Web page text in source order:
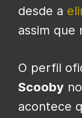
desde a
assim que
O perfil
Scooby
acontece